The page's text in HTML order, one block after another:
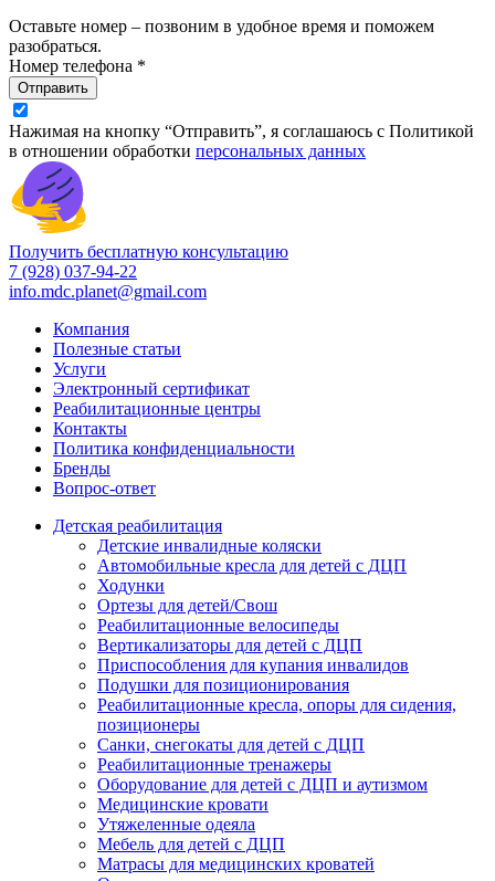
Оставьте номер – позвоним в удобное время и поможем
разобраться.
Номер телефона *
Отправить
Нажимая на кнопку “Отправить”, я соглашаюсь с Политикой
в отношении обработки персональных данных
Получить бесплатную консультацию
7 (928) 037-94-22
info.mdc.planet@gmail.com
Компания
Полезные статьи
Услуги
Электронный сертификат
Реабилитационные центры
Контакты
Политика конфиденциальности
Бренды
Вопрос-ответ
Детская реабилитация
Детские инвалидные коляски
Автомобильные кресла для детей с ДЦП
Ходунки
Ортезы для детей/Свош
Реабилитационные велосипеды
Вертикализаторы для детей с ДЦП
Приспособления для купания инвалидов
Подушки для позиционирования
Реабилитационные кресла, опоры для сидения,
позиционеры
Санки, снегокаты для детей с ДЦП
Реабилитационные тренажеры
Оборудование для детей с ДЦП и аутизмом
Медицинские кровати
Утяжеленные одеяла
Мебель для детей с ДЦП
Матрасы для медицинских кроватей